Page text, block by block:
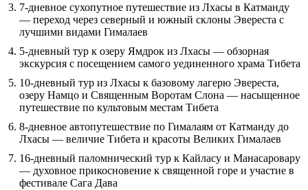
7-дневное сухопутное путешествие из Лхасы в Катманду
— переход через северный и южный склоны Эвереста с
лучшими видами Гималаев
5-дневный тур к озеру Ямдрок из Лхасы — обзорная
экскурсия с посещением самого уединенного храма Тибета
10-дневный тур из Лхасы к базовому лагерю Эвереста,
озеру Намцо и Священным Воротам Слона — насыщенное
путешествие по культовым местам Тибета
8-дневное автопутешествие по Гималаям от Катманду до
Лхасы — величие Тибета и красоты Великих Гималаев
16-дневный паломнический тур к Кайласу и Манасаровару
— духовное прикосновение к священной горе и участие в
фестивале Сага Дава